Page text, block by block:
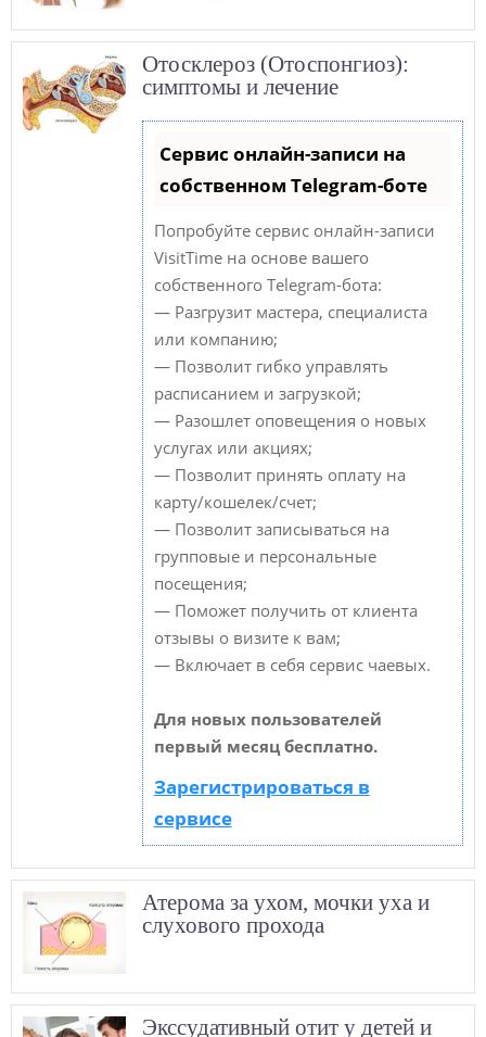
Отосклероз (Отоспонгиоз):
симптомы и лечение
Сервис онлайн-записи на
собственном Telegram-боте
Попробуйте сервис онлайн-записи
VisitTime на основе вашего
собственного Telegram-бота:
— Разгрузит мастера, специалиста
или компанию;
— Позволит гибко управлять
расписанием и загрузкой;
— Разошлет оповещения о новых
услугах или акциях;
— Позволит принять оплату на
карту/кошелек/счет;
— Позволит записываться на
групповые и персональные
посещения;
— Поможет получить от клиента
отзывы о визите к вам;
— Включает в себя сервис чаевых.
Для новых пользователей
первый месяц бесплатно.
Зарегистрироваться в
сервисе
Атерома за ухом, мочки уха и
слухового прохода
Экссудативный отит у детей и